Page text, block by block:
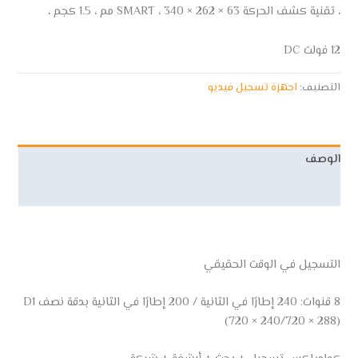
، تقنية كشف الحركة SMART ، 340 × 262 × 63 مم ، 1.5 كجم ،
12 فولت DC
التصنيف: اجهزة تسجيل فيديو
الوصف
التسجيل في الوقت الحقيقي
8 قنوات: 240 إطارًا في الثانية / 200 إطارًا في الثانية بدقة نصف D1
(720 × 240/720 × 288)